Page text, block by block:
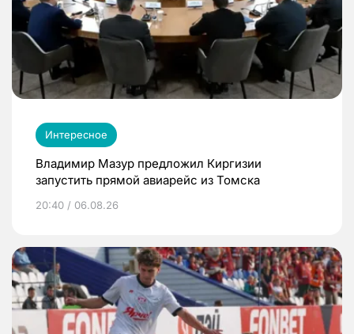
Интересное
Владимир Мазур предложил Киргизии
запустить прямой авиарейс из Томска
20:40 / 06.08.26